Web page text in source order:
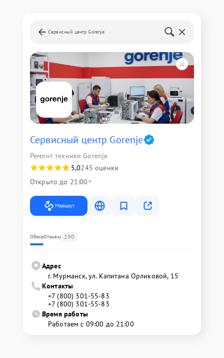
Сервисный центр Gorenje
Сервисный центр Gorenje
Ремонт техники Gorenje
5,0245 оценки
Открыто до 21:00
Маршрут
ОбзорОтзывы 290
Адрес
г. Мурманск, ул. Капитана Орликовой, 15
Контакты
+7 (800) 301-55-83
+7 (800) 301-55-83
Время работы
Работаем с 09:00 до 21:00